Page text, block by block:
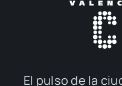
El pul­so de la